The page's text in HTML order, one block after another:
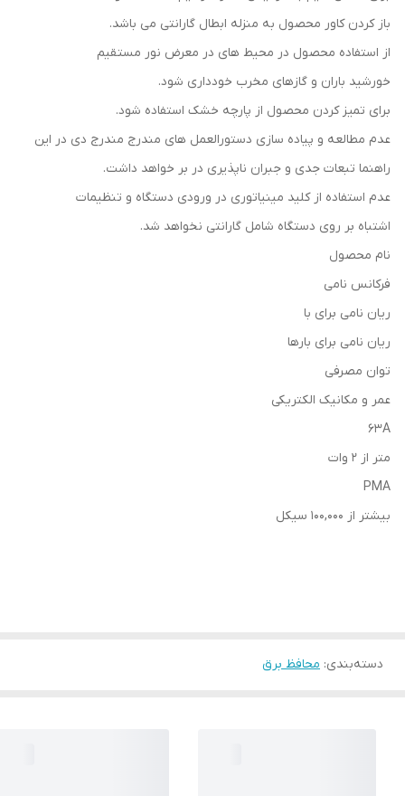
باز کردن کاور محصول به منزله ابطال گارانتی می باشد.
از استفاده محصول در محیط های در معرض نور مستقیم
خورشید باران و گازهای مخرب خودداری شود.
برای تمیز کردن محصول از پارچه خشک استفاده شود.
عدم مطالعه و پیاده سازی دستورالعمل های مندرج مندرج دی در این
راهنما تبعات جدی و جبران ناپذیری در بر خواهد داشت.
عدم استفاده از کلید مینیاتوری در ورودی دستگاه و تنظیمات
اشتباه بر روی دستگاه شامل گارانتی نخواهد شد.
نام محصول
فرکانس نامی
ریان نامی برای با
ریان نامی برای بارها
توان مصرفی
عمر و مکانیک الکتریکی
63A
متر از 2 وات
PMA
بیشتر از 100,000 سیکل
دسته‌بندی: محافظ برق